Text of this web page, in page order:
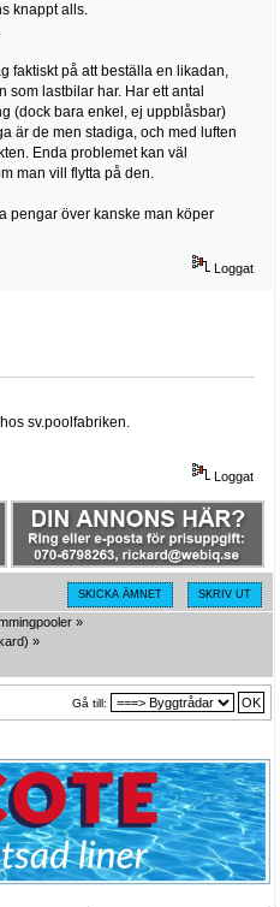
knappt alls.
faktiskt på att beställa en likadan,
lastbilar har. Har ett antal
(dock bara enkel, ej uppblåsbar)
är de men stadiga, och med luften
Enda problemet kan väl
man vill flytta på den.
pengar över kanske man köper
Loggat
sv.poolfabriken.
Loggat
SKICKA ÄMNET SKRIV UT
»
) »
Gå till: